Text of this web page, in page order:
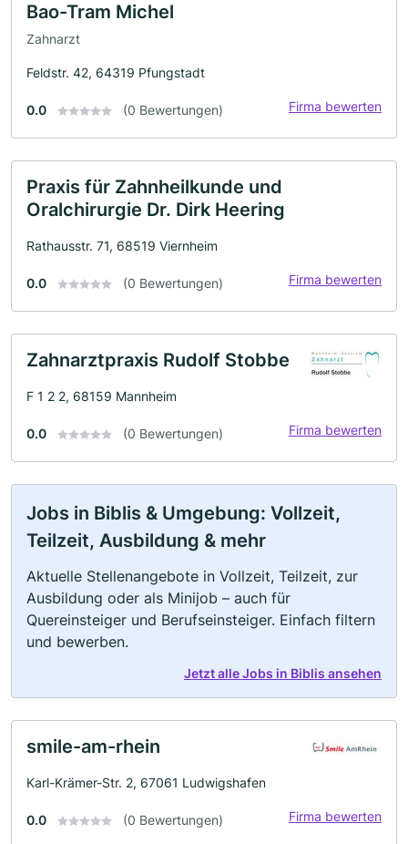
Bao-Tram Michel
Zahnarzt
Feldstr. 42, 64319 Pfungstadt
0.0 (0 Bewertungen) Firma bewerten
Praxis für Zahnheilkunde und
Oralchirurgie Dr. Dirk Heering
Rathausstr. 71, 68519 Viernheim
0.0 (0 Bewertungen) Firma bewerten
Zahnarztpraxis Rudolf Stobbe
F 1 2 2, 68159 Mannheim
0.0 (0 Bewertungen) Firma bewerten
Jobs in Biblis & Umgebung: Vollzeit,
Teilzeit, Ausbildung & mehr
Aktuelle Stellenangebote in Vollzeit, Teilzeit, zur
Ausbildung oder als Minijob – auch für
Quereinsteiger und Berufseinsteiger. Einfach filtern
und bewerben.
Jetzt alle Jobs in Biblis ansehen
smile-am-rhein
Karl-Krämer-Str. 2, 67061 Ludwigshafen
0.0 (0 Bewertungen) Firma bewerten